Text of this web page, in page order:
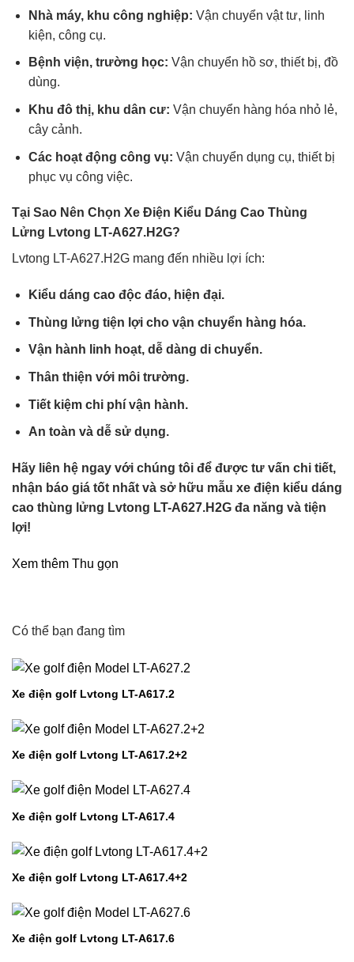
Nhà máy, khu công nghiệp: Vận chuyển vật tư, linh
kiện, công cụ.
Bệnh viện, trường học: Vận chuyển hồ sơ, thiết bị, đồ
dùng.
Khu đô thị, khu dân cư: Vận chuyển hàng hóa nhỏ lẻ,
cây cảnh.
Các hoạt động công vụ: Vận chuyển dụng cụ, thiết bị
phục vụ công việc.
Tại Sao Nên Chọn Xe Điện Kiểu Dáng Cao Thùng
Lửng Lvtong LT-A627.H2G?
Lvtong LT-A627.H2G mang đến nhiều lợi ích:
Kiểu dáng cao độc đáo, hiện đại.
Thùng lửng tiện lợi cho vận chuyển hàng hóa.
Vận hành linh hoạt, dễ dàng di chuyển.
Thân thiện với môi trường.
Tiết kiệm chi phí vận hành.
An toàn và dễ sử dụng.
Hãy liên hệ ngay với chúng tôi để được tư vấn chi tiết,
nhận báo giá tốt nhất và sở hữu mẫu xe điện kiểu dáng
cao thùng lửng Lvtong LT-A627.H2G đa năng và tiện
lợi!
Xem thêm Thu gọn
Có thể bạn đang tìm
Xe điện golf Lvtong LT-A617.2
Xe điện golf Lvtong LT-A617.2+2
Xe điện golf Lvtong LT-A617.4
Xe điện golf Lvtong LT-A617.4+2
Xe điện golf Lvtong LT-A617.6